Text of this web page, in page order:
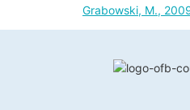
Grabowski, M.,